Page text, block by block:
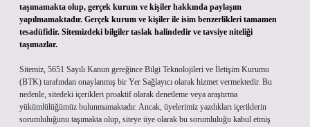
taşımamakta olup, gerçek kurum ve kişiler hakkında paylaşım
yapılmamaktadır. Gerçek kurum ve kişiler ile isim benzerlikleri tamamen
tesadüfidir. Sitemizdeki bilgiler taslak halindedir ve tavsiye niteliği
taşımazlar.
Sitemiz, 5651 Sayılı Kanun gereğince Bilgi Teknolojileri ve İletişim Kurumu
(BTK) tarafından onaylanmış bir Yer Sağlayıcı olarak hizmet vermektedir. Bu
nedenle, sitedeki içerikleri proaktif olarak denetleme veya araştırma
yükümlülüğümüz bulunmamaktadır. Ancak, üyelerimiz yazdıkları içeriklerin
sorumluluğunu taşımakta olup, siteye üye olarak bu sorumluluğu kabul etmiş